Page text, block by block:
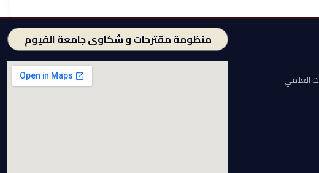
العلمي
منظومة مقترحات و شكاوى جامعة الفيوم